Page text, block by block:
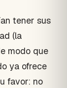
tener sus
(la
modo que
ya ofrece
favor: no